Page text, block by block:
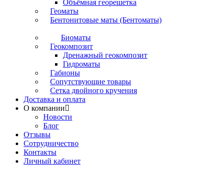
Объёмная георешетка
Геоматы
Бентонитовые маты (Бентоматы)
Биоматы
Геокомпозит
Дренажный геокомпозит
Гидроматы
Габионы
Сопутствующие товары
Сетка двойного кручения
Доставка и оплата
О компании
Новости
Блог
Отзывы
Сотрудничество
Контакты
Личный кабинет